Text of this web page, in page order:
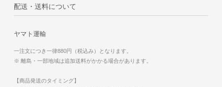
配送・送料について
ヤマト運輸
一注文につき一律880円（税込み）となります。
※ 離島・一部地域は追加送料がかかる場合があります。
【商品発送のタイミング】